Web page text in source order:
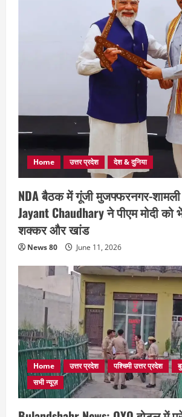
Home उत्तर प्रदेश देश & दुनिया
NDA बैठक में गूंजी मुजफ्फरनगर-
Jayant Chaudhary ने पीएम मोदी को
शक्कर और खांड
News 80 June 11, 2026
Home उत्तर प्रदेश पश्चिमी उत्तर प्रदेश
सभी न्यूज़